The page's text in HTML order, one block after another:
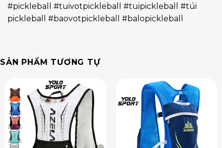
#pickleball #tuivotpickleball #tuipickleball #túi
pickleball #baovotpickleball #balopickleball
SẢN PHẨM TƯƠNG TỰ